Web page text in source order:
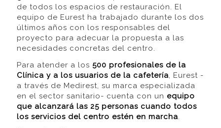
de todos los espacios de restauración. El
equipo de Eurest ha trabajado durante los dos
últimos años con los responsables del
proyecto para adecuar la propuesta a las
necesidades concretas del centro.
Para atender a los 500 profesionales de la
Clínica y a los usuarios de la cafetería, Eurest -
a través de Medirest, su marca especializada
en el sector sanitario- cuenta con un equipo
que alcanzará las 25 personas cuando todos
los servicios del centro estén en marcha.